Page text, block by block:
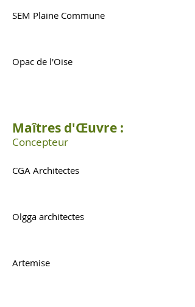
SEM Plaine Commune
Opac de l'Oise
Maîtres d'Œuvre :
Concepteur
CGA Architectes
Olgga architectes
Artemise